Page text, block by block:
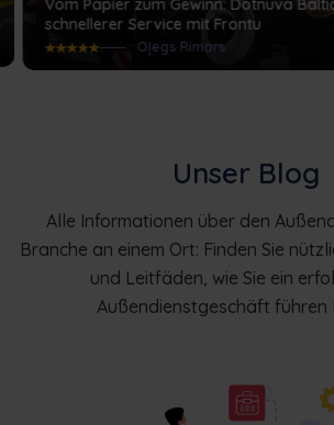
Vom Papier zum Gewinn: Dotnuva
schnellerer Service mit Frontu
Oļegs Rimars
Unser Blog
Alle Informationen über den
Branche an einem Ort: Finden Sie
und Leitfäden, wie Sie ein
Außendienstgeschäft führen